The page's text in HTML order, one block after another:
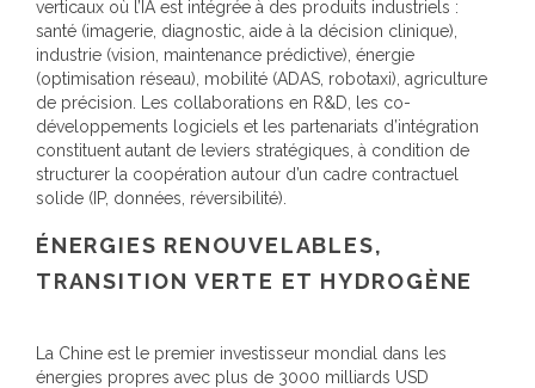
verticaux où l’IA est intégrée à des produits industriels :
santé (imagerie, diagnostic, aide à la décision clinique),
industrie (vision, maintenance prédictive), énergie
(optimisation réseau), mobilité (ADAS, robotaxi), agriculture
de précision. Les collaborations en R&D, les co-
développements logiciels et les partenariats d’intégration
constituent autant de leviers stratégiques, à condition de
structurer la coopération autour d’un cadre contractuel
solide (IP, données, réversibilité).
ÉNERGIES RENOUVELABLES,
TRANSITION VERTE ET HYDROGÈNE
La Chine est le premier investisseur mondial dans les
énergies propres avec plus de 3000 milliards USD